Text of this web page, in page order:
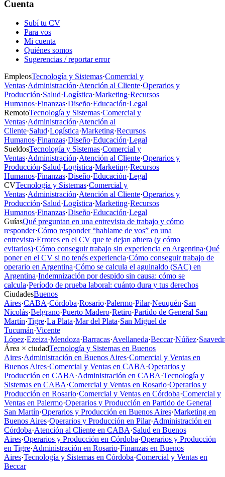
Cuenta
Subí tu CV
Para vos
Mi cuenta
Quiénes somos
Sugerencias / reportar error
EmpleosTecnología y Sistemas·Comercial y
Ventas·Administración·Atención al Cliente·Operarios y
Producción·Salud·Logística·Marketing·Recursos
Humanos·Finanzas·Diseño·Educación·Legal
RemotoTecnología y Sistemas·Comercial y
Ventas·Administración·Atención al
Cliente·Salud·Logística·Marketing·Recursos
Humanos·Finanzas·Diseño·Educación·Legal
SueldosTecnología y Sistemas·Comercial y
Ventas·Administración·Atención al Cliente·Operarios y
Producción·Salud·Logística·Marketing·Recursos
Humanos·Finanzas·Diseño·Educación·Legal
CVTecnología y Sistemas·Comercial y
Ventas·Administración·Atención al Cliente·Operarios y
Producción·Salud·Logística·Marketing·Recursos
Humanos·Finanzas·Diseño·Educación·Legal
GuíasQué preguntan en una entrevista de trabajo y cómo
responder·Cómo responder “hablame de vos” en una
entrevista·Errores en el CV que te dejan afuera (y cómo
evitarlos)·Cómo conseguir trabajo sin experiencia en Argentina·Qué
poner en el CV si no tenés experiencia·Cómo conseguir trabajo de
operario en Argentina·Cómo se calcula el aguinaldo (SAC) en
Argentina·Indemnización por despido sin causa: cómo se
calcula·Período de prueba laboral: cuánto dura y tus derechos
CiudadesBuenos
Aires·CABA·Córdoba·Rosario·Palermo·Pilar·Neuquén·San
Nicolás·Belgrano·Puerto Madero·Retiro·Partido de General San
Martín·Tigre·La Plata·Mar del Plata·San Miguel de
Tucumán·Vicente
López·Ezeiza·Mendoza·Barracas·Avellaneda·Beccar·Núñez·
Área × ciudadTecnología y Sistemas en Buenos
Aires·Administración en Buenos Aires·Comercial y Ventas en
Buenos Aires·Comercial y Ventas en CABA·Operarios y
Producción en CABA·Administración en CABA·Tecnología y
Sistemas en CABA·Comercial y Ventas en Rosario·Operarios y
Producción en Rosario·Comercial y Ventas en Córdoba·Comercial y
Ventas en Palermo·Operarios y Producción en Partido de General
San Martín·Operarios y Producción en Buenos Aires·Marketing en
Buenos Aires·Operarios y Producción en Pilar·Administración en
Córdoba·Atención al Cliente en CABA·Salud en Buenos
Aires·Operarios y Producción en Córdoba·Operarios y Producción
en Tigre·Administración en Rosario·Finanzas en Buenos
Aires·Tecnología y Sistemas en Córdoba·Comercial y Ventas en
Beccar